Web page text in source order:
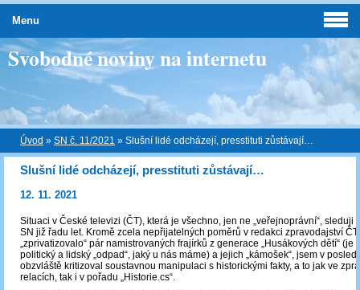
Svobodné noviny na internetu
Úvod » SN č. 11/2021 » Slušní lidé odcházejí, presstituti zůstávají…
Slušní lidé odcházejí, presstituti zůstávají…
12. 11. 2021
Situaci v České televizi (ČT), která je všechno, jen ne „veřejnoprávní“, sleduji
SN již řadu let. Kromě zcela nepřijatelných poměrů v redakci zpravodajství
„zprivatizovalo“ pár namistrovaných frajírků z generace „Husákových dětí“ (je
politický a lidský „odpad“, jaký u nás máme) a jejich „kámošek“, jsem v
obzvláště kritizoval soustavnou manipulaci s historickými fakty, a to jak ve
relacích, tak i v pořadu „Historie.cs“.
Menu